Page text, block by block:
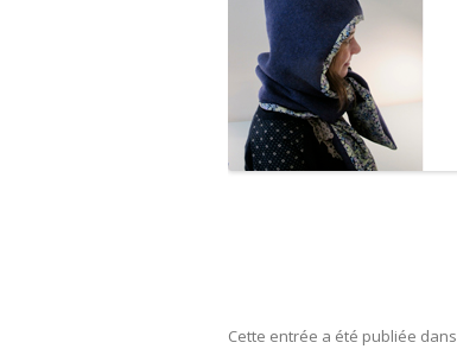
Cette entrée a été publiée dans